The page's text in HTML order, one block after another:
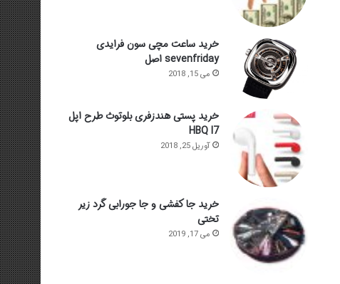
خرید ساعت مچی سون فرایدی
sevenfriday اصل
می 15, 2018
خرید پستی هندزفری بلوتوث طرح اپل
HBQ I7
آوریل 25, 2018
خرید جا کفشی و جا جورابی گرد زیر
تختی
می 17, 2019